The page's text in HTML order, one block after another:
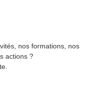
nos formations, nos
actions ?